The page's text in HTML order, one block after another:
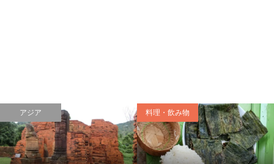
アジア 料理・飲み物